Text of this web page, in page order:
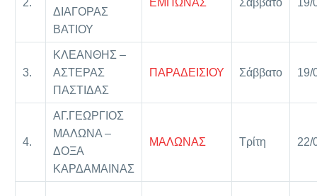
2.
ΔΙΑΓΟΡΑΣ
ΒΑΤΙΟΥ
ΕΜΠΩΝΑΣ Σάββατο 19/
3.
ΚΛΕΑΝΘΗΣ –
ΑΣΤΕΡΑΣ
ΠΑΣΤΙΔΑΣ
ΠΑΡΑΔΕΙΣΙΟΥ Σάββατο 19/
4.
ΑΓ.ΓΕΩΡΓΙΟΣ
ΜΑΛΩΝΑ –
ΔΟΞΑ
ΚΑΡΔΑΜΑΙΝΑΣ
ΜΑΛΩΝΑΣ Τρίτη 22/